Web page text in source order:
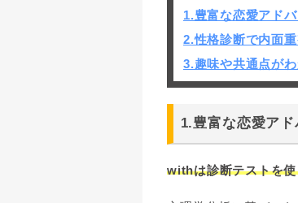
1.豊富な恋愛アド
2.性格診断で内面
3.趣味や共通点が
1.豊富な恋愛アド
withは診断テストを